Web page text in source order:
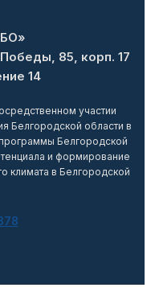
85, корп. 17
14
участии
Белгородской области в
Белгородской
и формирование
климата в Белгородской